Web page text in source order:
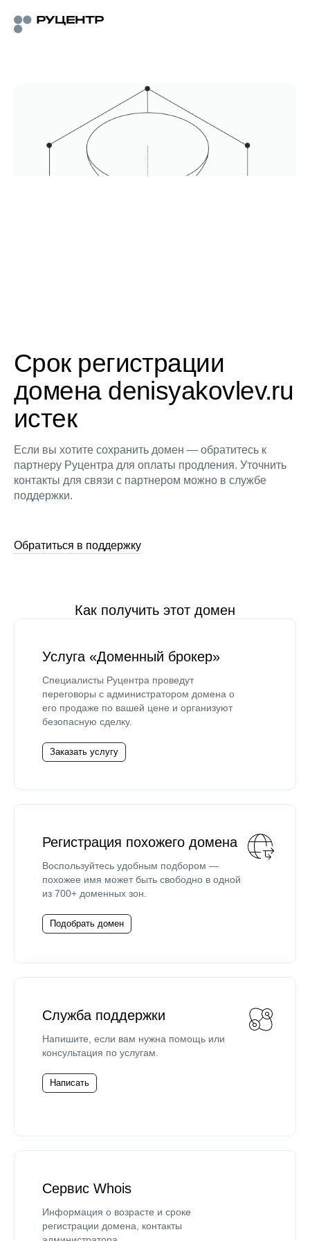
Срок регистрации
домена denisyakovlev.ru
истек
Если вы хотите сохранить домен — обратитесь к
партнеру Руцентра для оплаты продления. Уточнить
контакты для связи с партнером можно в службе
поддержки.
Обратиться в поддержку
Как получить этот домен
Услуга «Доменный брокер»
Специалисты Руцентра проведут
переговоры с администратором домена о
его продаже по вашей цене и организуют
безопасную сделку.
Заказать услугу
Регистрация похожего домена
Воспользуйтесь удобным подбором —
похожее имя может быть свободно в одной
из 700+ доменных зон.
Подобрать домен
Служба поддержки
Напишите, если вам нужна помощь или
консультация по услугам.
Написать
Сервис Whois
Информация о возрасте и сроке
регистрации домена, контакты